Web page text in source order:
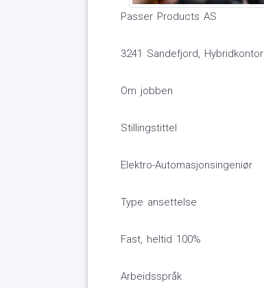
Passer Products AS
3241 Sandefjord, Hybridkontor
Om jobben
Stillingstittel
Elektro-Automasjonsingeniør
Type ansettelse
Fast, heltid 100%
Arbeidsspråk